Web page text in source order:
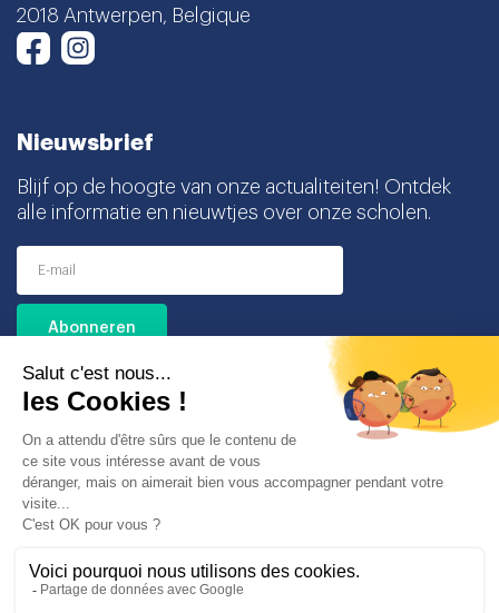
2018 Antwerpen, Belgique
Facebook
Instagram
Nieuwsbrief
Blijf op de hoogte van onze actualiteiten! Ontdek
alle informatie en nieuwtjes over onze scholen.
Ik ga akkoord met het ontvangen van deze
nieuwsbrief en begrijp dat ik mij op elk moment
gemakkelijk kan uitschrijven.